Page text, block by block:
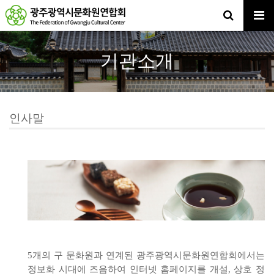
기관소개
인사말
5개의 구 문화원과 연계된 광주광역시문화원연합회에서는
정보화 시대에 즈음하여 인터넷 홈페이지를 개설, 상호 정